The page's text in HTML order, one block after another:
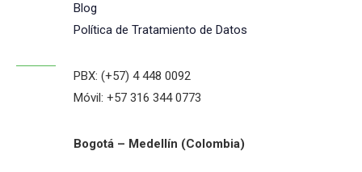
Blog
Política de Tratamiento de Datos
PBX: (+57) 4 448 0092
Móvil: +57 316 344 0773
Bogotá – Medellín (Colombia)